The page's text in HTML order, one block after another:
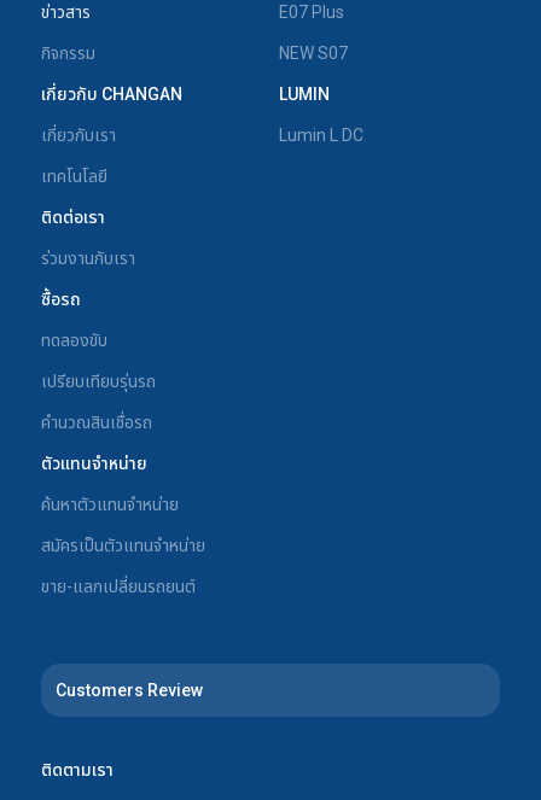
ข่าวสาร
กิจกรรม
เกี่ยวกับ CHANGAN
เกี่ยวกับเรา
เทคโนโลยี
ติดต่อเรา
ร่วมงานกับเรา
ซื้อรถ
ทดลองขับ
เปรียบเทียบรุ่นรถ
คำนวณสินเชื่อรถ
ตัวแทนจำหน่าย
ค้นหาตัวแทนจำหน่าย
สมัครเป็นตัวแทนจำหน่าย
ขาย-แลกเปลี่ยนรถยนต์
E07 Plus
NEW S07
LUMIN
Lumin L DC
Customers Review
ติดตามเรา